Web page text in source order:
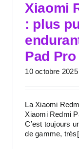
Xiaomi
: plus
Pad
10 octobre 2025
La Xiaomi
Xiaomi Redmi
C’est toujours
de gamme,